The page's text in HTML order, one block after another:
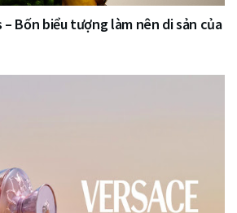
Bốn biểu tượng làm nên di sản của